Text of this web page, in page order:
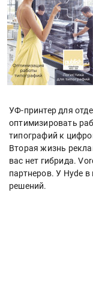
УФ-принтер для
оптимизировать
типографий к
Вторая жизнь
вас нет гибрида.
партнеров. У Hyde
решений.